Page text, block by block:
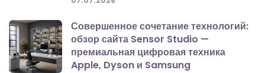
Совершенное сочетание технологий:
обзор сайта Sensor Studio —
премиальная цифровая техника
Apple, Dyson и Samsung